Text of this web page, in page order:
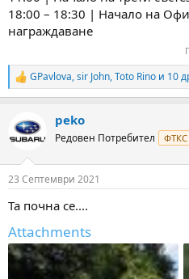
18:00 – 18:30 | Начало на
награждаване
R
e
c
t
i
s
GPavlova,sir John,Toto Rino и 10
peko
Редовен Потребител ФТКС
23 Септември 2021
Та почна се....
Attachments